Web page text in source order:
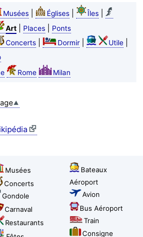
Musées| Églises| Îles|
Art| Places|
Ponts
Concerts| Dormir| Utile|
Rome Milan
Musées
Concerts
Gondole
Carnaval
Restaurants
Bateaux
Aéroport
Avion
Bus Aéroport
Train
Consigne